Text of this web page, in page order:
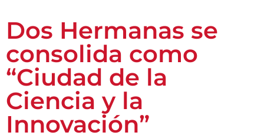
Dos Hermanas se
consolida como
“Ciudad de la
Ciencia y la
Innovación”